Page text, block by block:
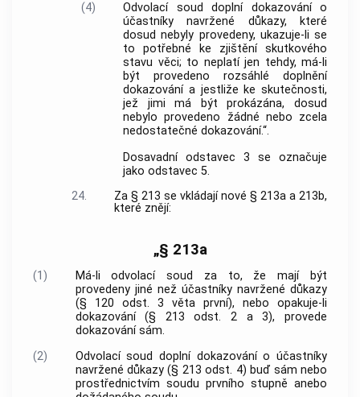
(4)
Odvolací soud doplní dokazování o
účastníky navržené důkazy, které
dosud nebyly provedeny, ukazuje-li se
to potřebné ke zjištění skutkového
stavu věci; to neplatí jen tehdy, má-li
být provedeno rozsáhlé doplnění
dokazování a jestliže ke skutečnosti,
jež jimi má být prokázána, dosud
nebylo provedeno žádné nebo zcela
nedostatečné dokazování.“.
Dosavadní odstavec 3 se označuje
jako odstavec 5.
24.
Za § 213 se vkládají nové § 213a a 213b,
které znějí:
„§ 213a
(1)
Má-li odvolací soud za to, že mají být
provedeny jiné než účastníky navržené důkazy
(§ 120 odst. 3 věta první), nebo opakuje-li
dokazování (§ 213 odst. 2 a 3), provede
dokazování sám.
(2)
Odvolací soud doplní dokazování o účastníky
navržené důkazy (§ 213 odst. 4) buď sám nebo
prostřednictvím soudu prvního stupně anebo